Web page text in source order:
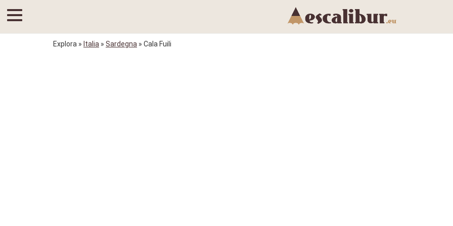
Explora » Italia » Sardegna » Cala Fuili